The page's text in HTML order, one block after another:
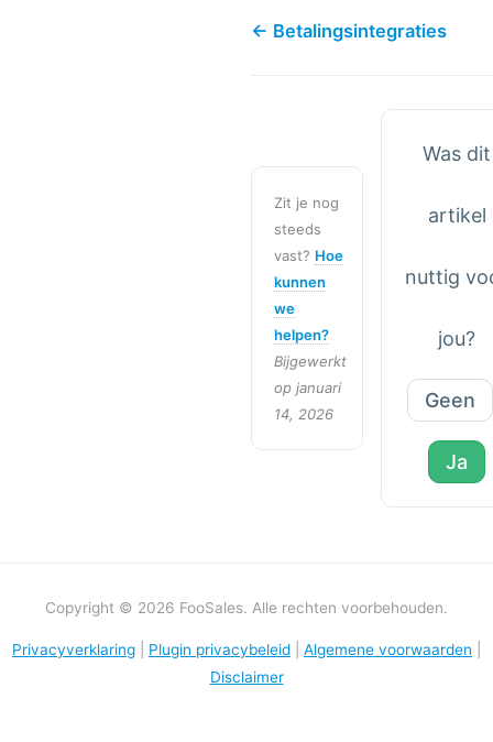
← Betalingsintegraties
Zit je nog
steeds
vast? Hoe
kunnen
we
helpen?
Bijgewerkt
op januari
14, 2026
Was dit
artikel
nuttig
jou?
Geen
Ja
Copyright © 2026 FooSales. Alle rechten voorbehouden.
Privacyverklaring Plugin privacybeleid Algemene voorwaarden
Disclaimer